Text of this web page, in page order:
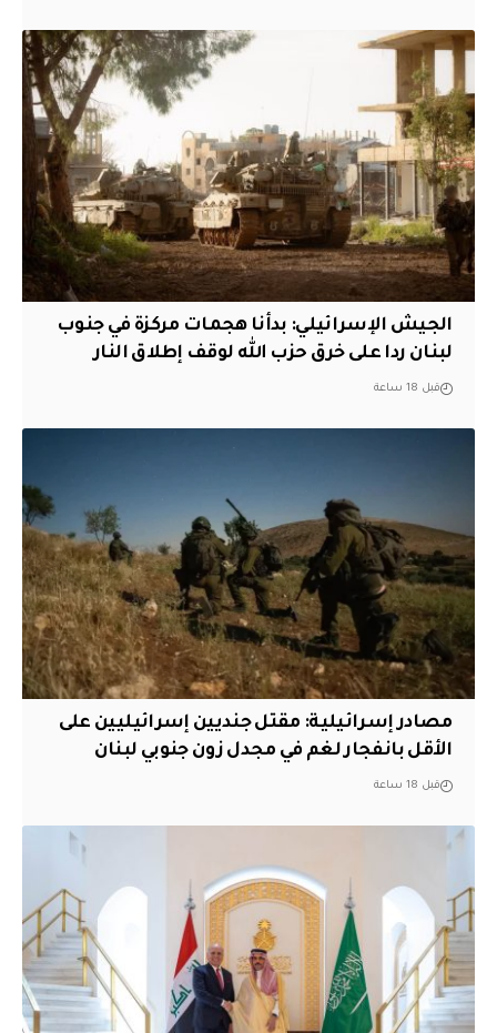
الجيش الإسرائيلي: بدأنا هجمات مركزة في جنوب
لبنان ردا على خرق حزب الله لوقف إطلاق النار
قبل 18 ساعة
مصادر إسرائيلية: مقتل جنديين إسرائيليين على
الأقل بانفجار لغم في مجدل زون جنوبي لبنان
قبل 18 ساعة